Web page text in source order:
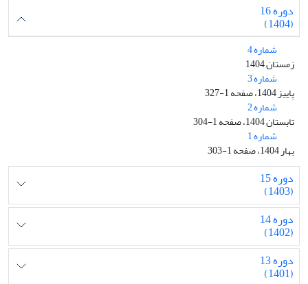
دوره 16
(1404)
شماره 4
زمستان 1404
شماره 3
پاییز 1404، صفحه 1-327
شماره 2
تابستان 1404، صفحه 1-304
شماره 1
بهار 1404، صفحه 1-303
دوره 15
(1403)
دوره 14
(1402)
دوره 13
(1401)